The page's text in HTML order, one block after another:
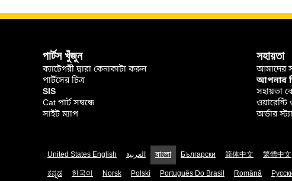
পার্টস খুঁজুন
ক্যাটেগরী দ্বারা কেনাকাটা করুন
পার্টসের চিত্র
SIS
Cat পার্ট সম্বন্ধে
সাইট ম্যাপ
সহায়তা
আমাদের
আপনার
সহায়তা
ওয়ারেন্টি
অর্ডার
United States English العربية বাংলা Български 简体中文 繁體中文
ಕನ್ನಡ
한국어 Norsk Polski Português Do Brasil Română